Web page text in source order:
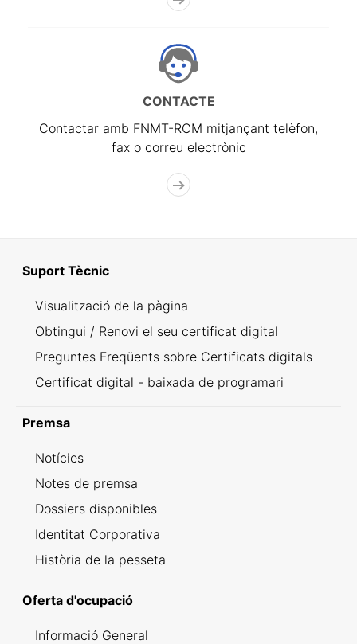
CONTACTE
Contactar amb FNMT-RCM mitjançant telèfon,
fax o correu electrònic
Suport Tècnic
Visualització de la pàgina
Obtingui / Renovi el seu certificat digital
Preguntes Freqüents sobre Certificats digitals
Certificat digital - baixada de programari
Premsa
Notícies
Notes de premsa
Dossiers disponibles
Identitat Corporativa
Història de la pesseta
Oferta d'ocupació
Informació General